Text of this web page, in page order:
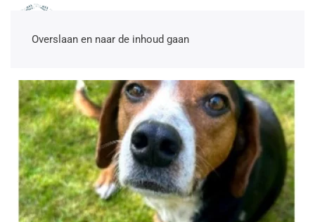
Overslaan en naar de inhoud gaan